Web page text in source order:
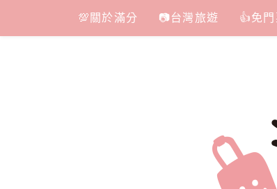
content
💯關於滿分 📷台灣旅遊 👍免